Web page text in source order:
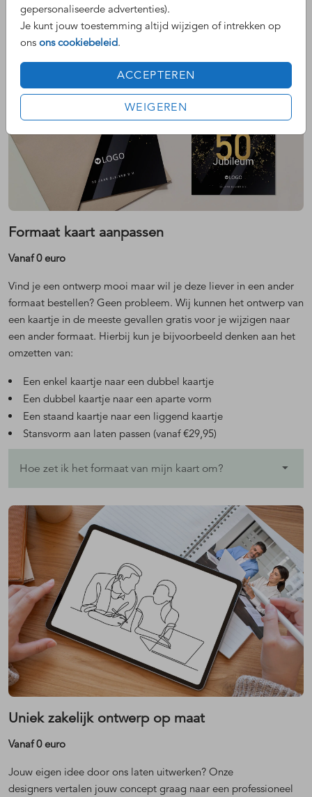
gepersonaliseerde advertenties).
Je kunt jouw toestemming altijd wijzigen of intrekken op
ons ons cookiebeleid.
ACCEPTEREN
WEIGEREN
Formaat kaart aanpassen
Vanaf 0 euro
Vind je een ontwerp mooi maar wil je deze liever in een ander
formaat bestellen? Geen probleem. Wij kunnen het ontwerp van
een kaartje in de meeste gevallen gratis voor je wijzigen naar
een ander formaat. Hierbij kun je bijvoorbeeld denken aan het
omzetten van:
Een enkel kaartje naar een dubbel kaartje
Een dubbel kaartje naar een aparte vorm
Een staand kaartje naar een liggend kaartje
Stansvorm aan laten passen (vanaf €29,95)
Hoe zet ik het formaat van mijn kaart om?
Uniek zakelijk ontwerp op maat
Vanaf 0 euro
Jouw eigen idee door ons laten uitwerken? Onze
designers vertalen jouw concept graag naar een professioneel